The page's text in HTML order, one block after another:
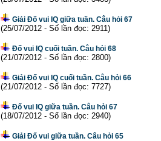
Giải Đố vui IQ giữa tuần. Câu hỏi 67
(25/07/2012 - Số lần đọc: 2911)
Đố vui IQ cuối tuần. Câu hỏi 68
(21/07/2012 - Số lần đọc: 2800)
Giải Đố vui IQ cuối tuần. Câu hỏi 66
(21/07/2012 - Số lần đọc: 7727)
Đố vui IQ giữa tuần. Câu hỏi 67
(18/07/2012 - Số lần đọc: 2940)
Giải Đố vui giữa tuần. Câu hỏi 65